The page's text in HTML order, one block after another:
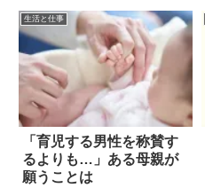
生活と仕事
「育児する男性を称賛す
るよりも…」ある母親が
願うことは